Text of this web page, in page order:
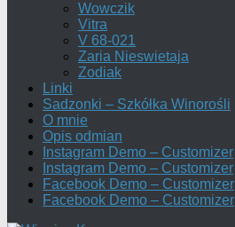
Wowczik
Vitra
V 68-021
Zaria Nieswietaja
Zodiak
Linki
Sadzonki – Szkółka Winorośli
O mnie
Opis odmian
Instagram Demo – Customizer
Instagram Demo – Customizer
Facebook Demo – Customizer
Facebook Demo – Customizer